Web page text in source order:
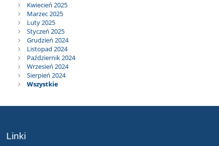
Kwiecień 2025
Marzec 2025
Luty 2025
Styczeń 2025
Grudzień 2024
Listopad 2024
Październik 2024
Wrzesień 2024
Sierpień 2024
Wszystkie
Linki